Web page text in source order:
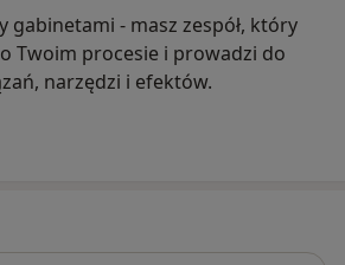
gabinetami - masz zespół, który
Twoim procesie i prowadzi do
narzędzi i efektów.